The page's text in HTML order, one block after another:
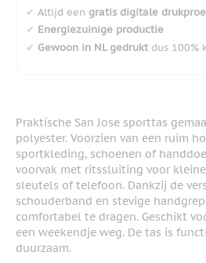
✔ Altijd een gratis digitale
✔ Energiezuinige productie
✔ Gewoon in NL gedruktdus 100%
Praktische San Jose sporttas
polyester. Voorzien van een ruim
sportkleding, schoenen of
voorvak met ritssluiting voor
sleutels of telefoon. Dankzij de
schouderband en stevige
comfortabel te dragen. Geschikt
een weekendje weg. De tas is
duurzaam.